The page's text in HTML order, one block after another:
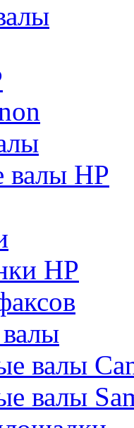
валы HP
HP
валы
валы